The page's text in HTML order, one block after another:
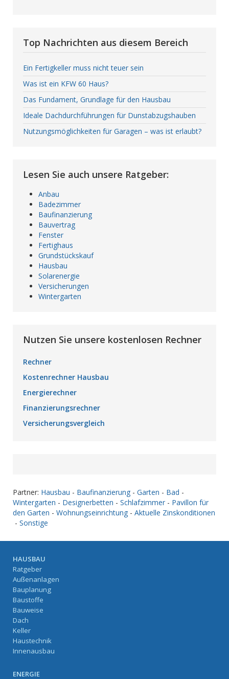
Top Nachrichten aus diesem Bereich
Ein Fertigkeller muss nicht teuer sein
Was ist ein KFW 60 Haus?
Das Fundament, Grundlage für den Hausbau
Ideale Dachdurchführungen für Dunstabzugshauben
Nutzungsmöglichkeiten für Garagen – was ist erlaubt?
Lesen Sie auch unsere Ratgeber:
Anbau
Badezimmer
Baufinanzierung
Bauvertrag
Fenster
Fertighaus
Grundstückskauf
Hausbau
Solarenergie
Versicherungen
Wintergarten
Nutzen Sie unsere kostenlosen Rechner
Rechner
Kostenrechner Hausbau
Energierechner
Finanzierungsrechner
Versicherungsvergleich
Partner: Hausbau - Baufinanzierung - Garten - Bad -
Wintergarten - Designerbetten - Schlafzimmer - Pavillon für
den Garten - Wohnungseinrichtung - Aktuelle Zinskonditionen
- Sonstige
HAUSBAU
Ratgeber
Außenanlagen
Bauplanung
Baustoffe
Bauweise
Dach
Keller
Haustechnik
Innenausbau
ENERGIE